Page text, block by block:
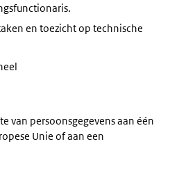
en toezicht op technische
van persoonsgegevens aan één
Unie of aan een